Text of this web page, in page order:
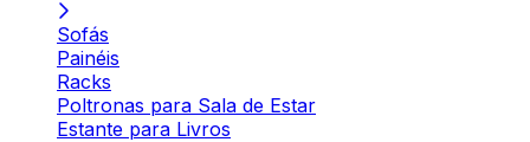
Sofás
Painéis
Racks
Poltronas para Sala de Estar
Estante para Livros